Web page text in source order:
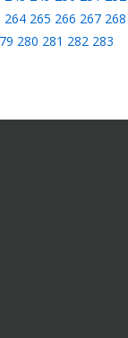
264 265 266 267 268
280 281 282 283